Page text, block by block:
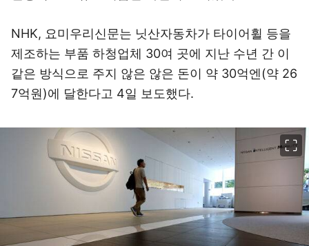
NHK, 요미우리신문는 닛산자동차가 타이어휠 등을
제조하는 부품 하청업체 30여 곳에 지난 수년 간 이
같은 방식으로 주지 않은 않은 돈이 약 30억엔(약 26
7억원)에 달한다고 4일 보도했다.